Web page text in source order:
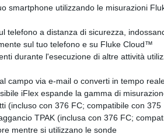
smartphone utilizzando le misurazioni
telefono a distanza di sicurezza,
sul tuo telefono e su Fluke Cloud™
durante l'esecuzione di altre attività
campo via e-mail o converti in tempo
iFlex espande la gamma di
(incluso con 376 FC; compatibile con 375
TPAK (inclusa con 376 FC;
mentre si utilizzano le sonde